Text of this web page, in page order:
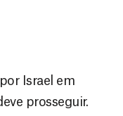
Israel em
prosseguir.